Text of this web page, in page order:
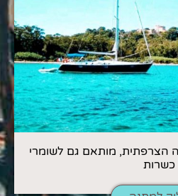
הצרפתית, מותאם גם לשומרי
כשרות